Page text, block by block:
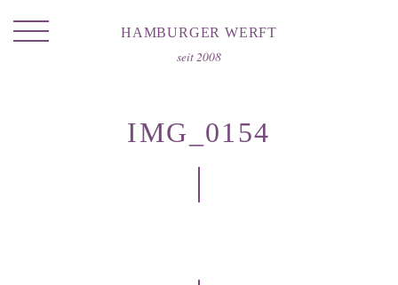
HAMBURGER WERFT
seit 2008
Portrait
Laden
IMG_0154